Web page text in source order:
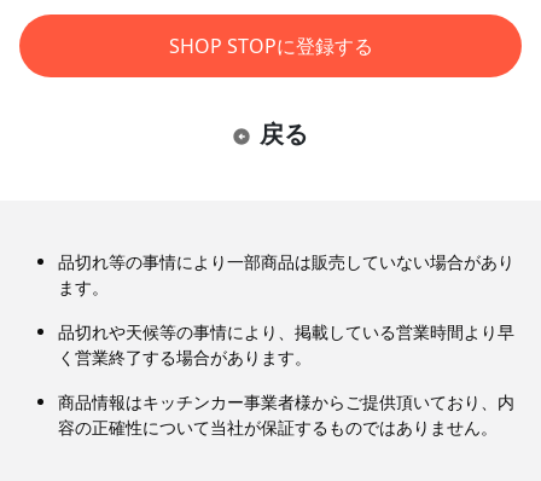
SHOP STOPに登録する
戻る
品切れ等の事情により一部商品は販売していない場合があり
ます。
品切れや天候等の事情により、掲載している営業時間より早
く営業終了する場合があります。
商品情報はキッチンカー事業者様からご提供頂いており、内
容の正確性について当社が保証するものではありません。